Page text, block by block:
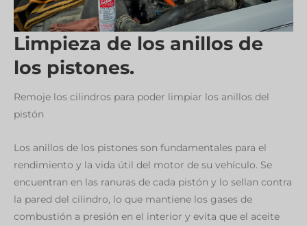
Limpieza de los anillos de
los pistones.
Remoje los cilindros para poder limpiar los anillos del
pistón
Los anillos de los pistones son fundamentales para el
rendimiento y la vida útil del motor de su vehículo. Se
encuentran en las ranuras de cada pistón y lo sellan contra
la pared del cilindro, lo que mantiene los gases de
combustión a presión en el interior y evita que el aceite